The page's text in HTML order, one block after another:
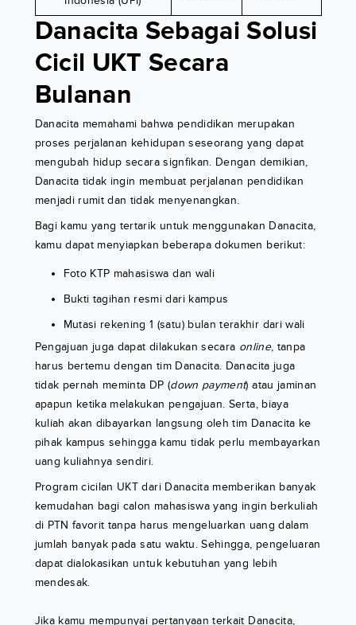
Danacita Sebagai Solusi
Cicil UKT Secara
Bulanan
Danacita memahami bahwa pendidikan merupakan
proses perjalanan kehidupan seseorang yang dapat
mengubah hidup secara signfikan. Dengan demikian,
Danacita tidak ingin membuat perjalanan pendidikan
menjadi rumit dan tidak menyenangkan.
Bagi kamu yang tertarik untuk menggunakan Danacita,
kamu dapat menyiapkan beberapa dokumen berikut:
Foto KTP mahasiswa dan wali
Bukti tagihan resmi dari kampus
Mutasi rekening 1 (satu) bulan terakhir dari wali
Pengajuan juga dapat dilakukan secara online, tanpa
harus bertemu dengan tim Danacita. Danacita juga
tidak pernah meminta DP (down payment) atau jaminan
apapun ketika melakukan pengajuan. Serta, biaya
kuliah akan dibayarkan langsung oleh tim Danacita ke
pihak kampus sehingga kamu tidak perlu membayarkan
uang kuliahnya sendiri.
Program cicilan UKT dari Danacita memberikan banyak
kemudahan bagi calon mahasiswa yang ingin berkuliah
di PTN favorit tanpa harus mengeluarkan uang dalam
jumlah banyak pada satu waktu. Sehingga, pengeluaran
dapat dialokasikan untuk kebutuhan yang lebih
mendesak.
Jika kamu mempunyai pertanyaan terkait Danacita,